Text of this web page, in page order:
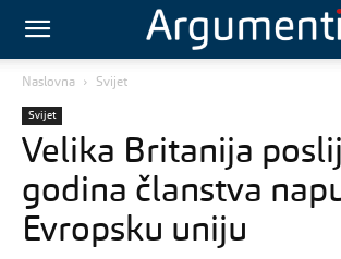
Naslovna Svijet
Svijet
Velika Britanija
godina članstva
Evropsku uniju